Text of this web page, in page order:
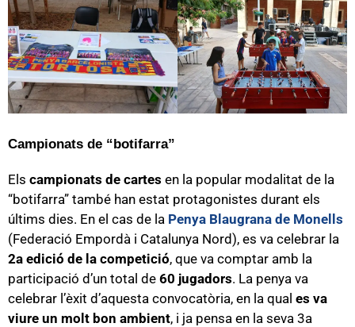
Campionats de “botifarra”
Els campionats de cartes en la popular modalitat de la
“botifarra” també han estat protagonistes durant els
últims dies. En el cas de la Penya Blaugrana de Monells
(Federació Empordà i Catalunya Nord), es va celebrar la
2a edició de la competició, que va comptar amb la
participació d’un total de 60 jugadors. La penya va
celebrar l’èxit d’aquesta convocatòria, en la qual es va
viure un molt bon ambient, i ja pensa en la seva 3a